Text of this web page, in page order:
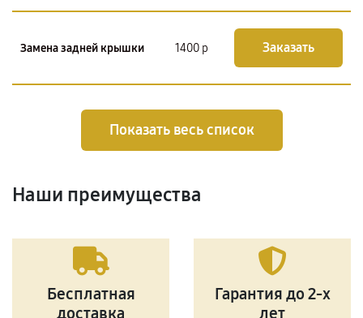
Замена задней крышки 1400 р Заказать
Показать весь список
Наши преимущества
Бесплатная
доставка
Гарантия до 2-х
лет